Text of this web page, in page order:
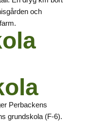
och
Perbackens
grundskola (F-6).